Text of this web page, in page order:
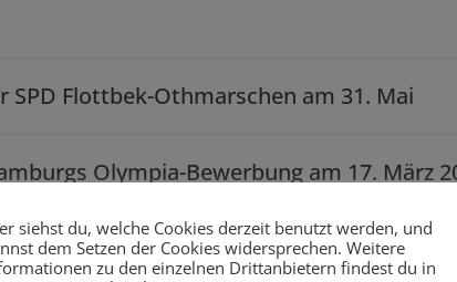
SPD Flottbek-Othmarschen am 31. Mai
Olympia-Bewerbung am 17. März
– Flohmarkt der SPD Flottbek-
siehst du, welche Cookies derzeit benutzt werden, und
dem Setzen der Cookies widersprechen. Weitere
zu den einzelnen Drittanbietern findest du in